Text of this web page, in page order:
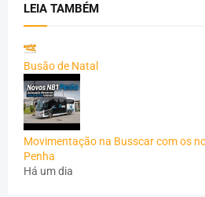
LEIA TAMBÉM
Busão de Natal
Movimentação na Busscar com os
Penha
Há um dia